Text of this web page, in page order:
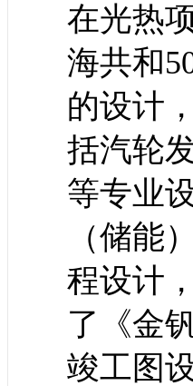
在光热
海共和
的设计
括汽轮
等专业
（储能
程设计
了《金
竣工图